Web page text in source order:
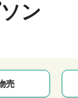
ン
売